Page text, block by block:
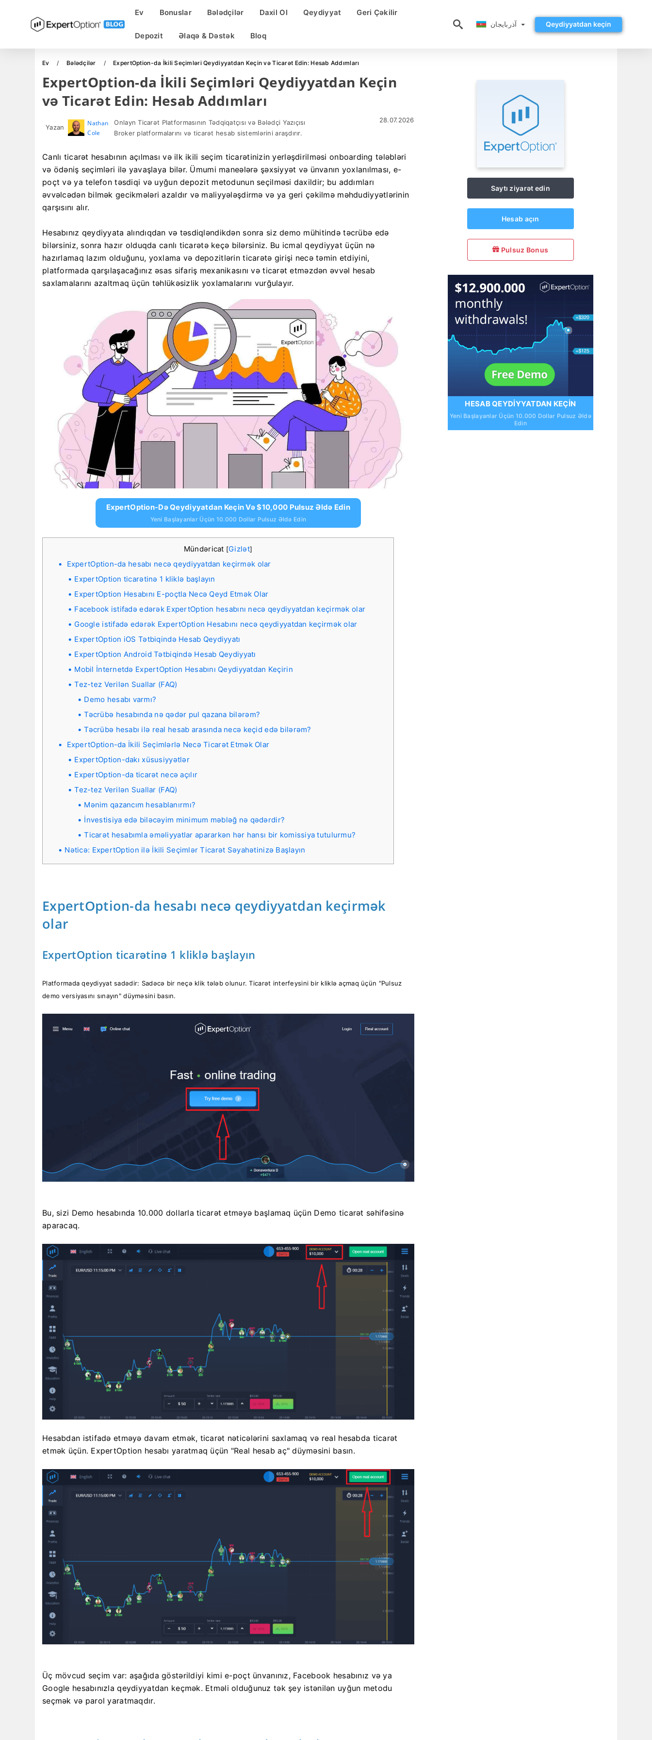
Ev Bonuslar Bələdçilər Daxil Ol Qeydiyyat Geri Çəkilir
Depozit Əlaqə & Dəstək Bloq
Qeydiyyatdan keçin
Ev Bələdçilər ExpertOption-da İkili Seçimləri Qeydiyyatdan Keçin və Ticarət Edin: Hesab Addımları
ExpertOption-da İkili Seçimləri Qeydiyyatdan Keçin
və Ticarət Edin: Hesab Addımları
Yazan
Nathan
Cole
Onlayn Ticarət Platformasının Tədqiqatçısı və Bələdçi Yazıçısı
Broker platformalarını və ticarət hesab sistemlərini araşdırır.
28.07.2026
Canlı ticarət hesabının açılması və ilk ikili seçim ticarətinizin yerləşdirilməsi onboarding tələbləri
və ödəniş seçimləri ilə yavaşlaya bilər. Ümumi maneələrə şəxsiyyət və ünvanın yoxlanılması, e-
poçt və ya telefon təsdiqi və uyğun depozit metodunun seçilməsi daxildir; bu addımları
əvvəlcədən bilmək gecikmələri azaldır və maliyyələşdirmə və ya geri çəkilmə məhdudiyyətlərinin
qarşısını alır.
Hesabınız qeydiyyata alındıqdan və təsdiqləndikdən sonra siz demo mühitində təcrübə edə
bilərsiniz, sonra hazır olduqda canlı ticarətə keçə bilərsiniz. Bu icmal qeydiyyat üçün nə
hazırlamaq lazım olduğunu, yoxlama və depozitlərin ticarətə girişi necə təmin etdiyini,
platformada qarşılaşacağınız əsas sifariş mexanikasını və ticarət etməzdən əvvəl hesab
saxlamalarını azaltmaq üçün təhlükəsizlik yoxlamalarını vurğulayır.
ExpertOption-Də Qeydiyyatdan Keçin Və $10,000 Pulsuz Əldə Edin
Yeni Başlayanlar Üçün 10.000 Dollar Pulsuz Əldə Edin
Mündəricat [Gizlət]
ExpertOption-da hesabı necə qeydiyyatdan keçirmək olar
ExpertOption ticarətinə 1 kliklə başlayın
ExpertOption Hesabını E-poçtla Necə Qeyd Etmək Olar
Facebook istifadə edərək ExpertOption hesabını necə qeydiyyatdan keçirmək olar
Google istifadə edərək ExpertOption Hesabını necə qeydiyyatdan keçirmək olar
ExpertOption iOS Tətbiqində Hesab Qeydiyyatı
ExpertOption Android Tətbiqində Hesab Qeydiyyatı
Mobil İnternetdə ExpertOption Hesabını Qeydiyyatdan Keçirin
Tez-tez Verilən Suallar (FAQ)
Demo hesabı varmı?
Təcrübə hesabında nə qədər pul qazana bilərəm?
Təcrübə hesabı ilə real hesab arasında necə keçid edə bilərəm?
ExpertOption-da İkili Seçimlərlə Necə Ticarət Etmək Olar
ExpertOption-dakı xüsusiyyətlər
ExpertOption-da ticarət necə açılır
Tez-tez Verilən Suallar (FAQ)
Mənim qazancım hesablanırmı?
İnvestisiya edə biləcəyim minimum məbləğ nə qədərdir?
Ticarət hesabımla əməliyyatlar apararkən hər hansı bir komissiya tutulurmu?
Nəticə: ExpertOption ilə İkili Seçimlər Ticarət Səyahətinizə Başlayın
ExpertOption-da hesabı necə qeydiyyatdan keçirmək
olar
ExpertOption ticarətinə 1 kliklə başlayın
Platformada qeydiyyat sadədir: Sadəcə bir neçə klik tələb olunur. Ticarət interfeysini bir kliklə açmaq üçün "Pulsuz
demo versiyasını sınayın" düyməsini basın.
Bu, sizi Demo hesabında 10.000 dollarla ticarət etməyə başlamaq üçün Demo ticarət səhifəsinə
aparacaq.
Hesabdan istifadə etməyə davam etmək, ticarət nəticələrini saxlamaq və real hesabda ticarət
etmək üçün. ExpertOption hesabı yaratmaq üçün "Real hesab aç" düyməsini basın.
Üç mövcud seçim var: aşağıda göstərildiyi kimi e-poçt ünvanınız, Facebook hesabınız və ya
Google hesabınızla qeydiyyatdan keçmək. Etməli olduğunuz tək şey istənilən uyğun metodu
seçmək və parol yaratmaqdır.
Saytı ziyarət edin
Hesab açın
Pulsuz Bonus
HESAB QEYDIYYATDAN KEÇIN
Yeni Başlayanlar Üçün 10.000 Dollar Pulsuz Əldə
Edin